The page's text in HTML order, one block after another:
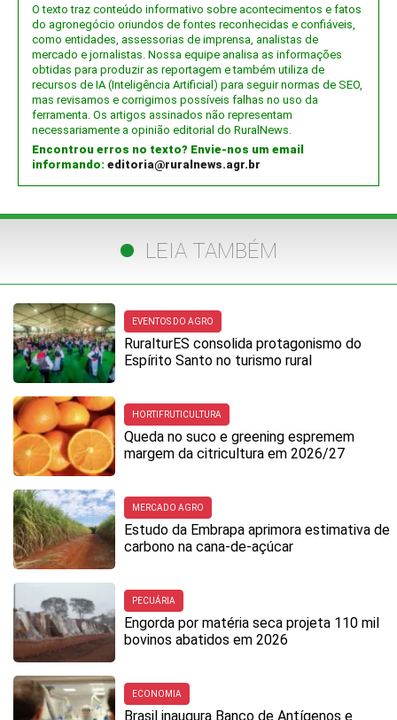
O texto traz conteúdo informativo sobre acontecimentos e fatos
do agronegócio oriundos de fontes reconhecidas e confiáveis,
como entidades, assessorias de imprensa, analistas de
mercado e jornalistas. Nossa equipe analisa as informações
obtidas para produzir as reportagem e também utiliza de
recursos de IA (Inteligência Artificial) para seguir normas de SEO,
mas revisamos e corrigimos possíveis falhas no uso da
ferramenta. Os artigos assinados não representam
necessariamente a opinião editorial do RuralNews.
Encontrou erros no texto? Envie-nos um email
informando: editoria@ruralnews.agr.br
LEIA TAMBÉM
EVENTOS DO AGRO
RuralturES consolida protagonismo do
Espírito Santo no turismo rural
HORTIFRUTICULTURA
Queda no suco e greening espremem
margem da citricultura em 2026/27
MERCADO AGRO
Estudo da Embrapa aprimora estimativa de
carbono na cana-de-açúcar
PECUÁRIA
Engorda por matéria seca projeta 110 mil
bovinos abatidos em 2026
ECONOMIA
Brasil inaugura Banco de Antígenos e